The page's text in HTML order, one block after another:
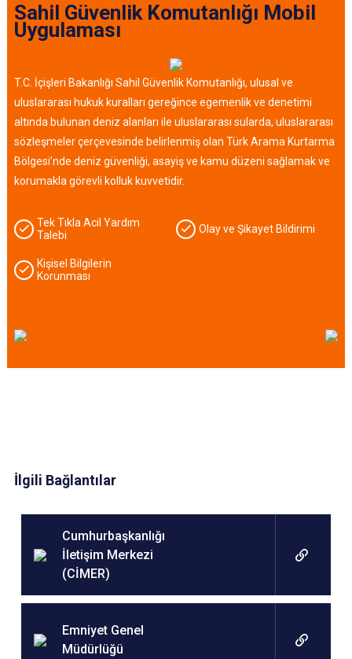
Sahil Güvenlik Komutanlığı Mobil
Uygulaması
T.C. İçişleri Bakanlığı Sahil Güvenlik Komutanlığı, ulusal ve
uluslararası hukuk kuralları gereğince egemenlik ve denetimi
altında bulunan deniz alanları ile uluslararası sularda, uluslararası
sözleşmeler çerçevesinde belirlenmiş olan Türk Arama Kurtarma
Bölgesi’nde deniz güvenliği, asayiş ve kamu düzeni sağlamak ve
korumakla görevli kolluk kuvvetidir.
Tek Tıkla Acil Yardım
Talebi
Olay ve Şikayet Bildirimi
Kişisel Bilgilerin
Korunması
İlgili Bağlantılar
Cumhurbaşkanlığı
İletişim Merkezi
(CİMER)
Emniyet Genel
Müdürlüğü